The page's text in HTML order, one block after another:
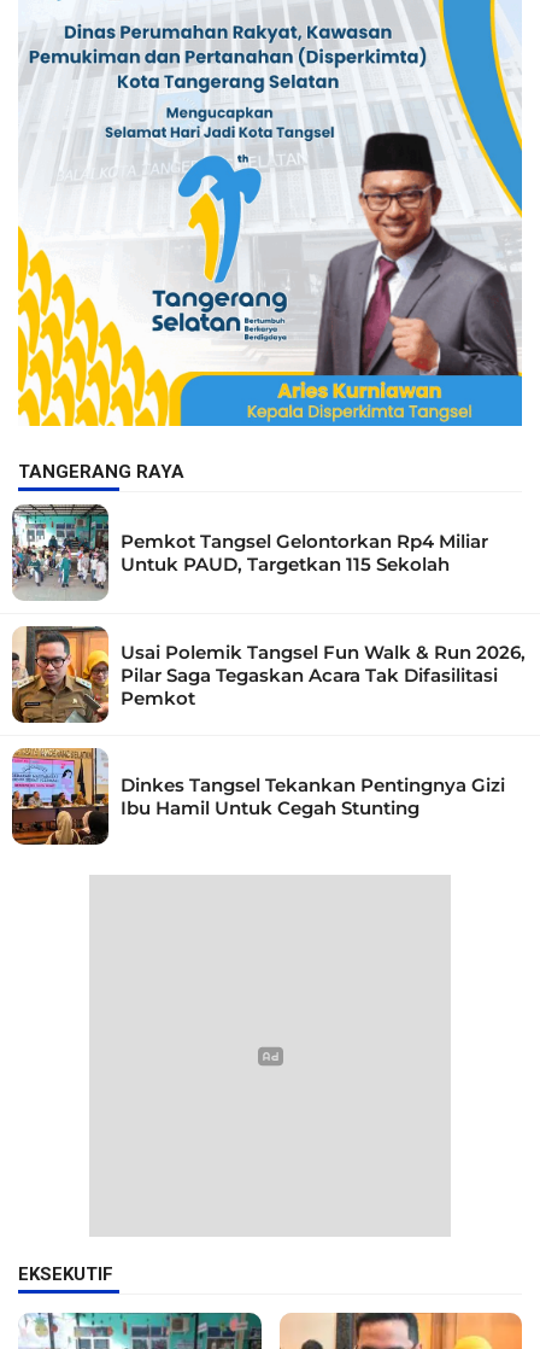
TANGERANG RAYA
Pemkot Tangsel Gelontorkan Rp4 Miliar
Untuk PAUD, Targetkan 115 Sekolah
Usai Polemik Tangsel Fun Walk & Run 2026,
Pilar Saga Tegaskan Acara Tak Difasilitasi
Pemkot
Dinkes Tangsel Tekankan Pentingnya Gizi
Ibu Hamil Untuk Cegah Stunting
EKSEKUTIF